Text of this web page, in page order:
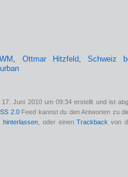
, Ottmar Hitzfeld, Schweiz
Juni 2010 um 09:34 erstellt und ist
2.0Feed kannst du den Antworten zu
hinterlassen, oder einenTrackback von